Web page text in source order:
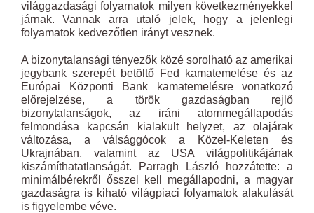
világgazdasági folyamatok milyen következményekkel
járnak. Vannak arra utaló jelek, hogy a jelenlegi
folyamatok kedvezőtlen irányt vesznek.
A bizonytalansági tényezők közé sorolható az amerikai
jegybank szerepét betöltő Fed kamatemelése és az
Európai Központi Bank kamatemelésre vonatkozó
előrejelzése, a török gazdaságban rejlő
bizonytalanságok, az iráni atommegállapodás
felmondása kapcsán kialakult helyzet, az olajárak
változása, a válsággócok a Közel-Keleten és
Ukrajnában, valamint az USA világpolitikájának
kiszámíthatatlanságát. Parragh László hozzátette: a
minimálbérekről ősszel kell megállapodni, a magyar
gazdaságra is kiható világpiaci folyamatok alakulását
is figyelembe véve.